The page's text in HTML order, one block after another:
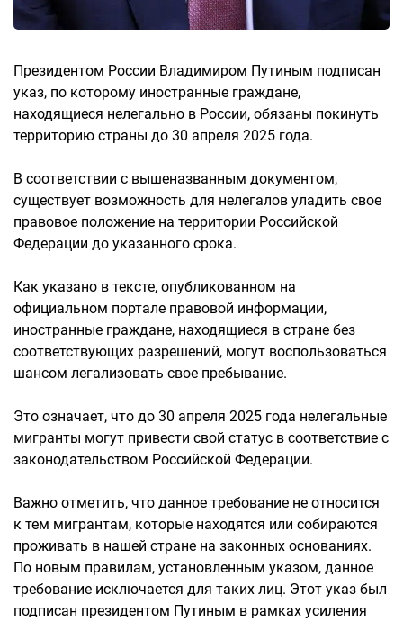
Президентом России Владимиром Путиным подписан
указ, по которому иностранные граждане,
находящиеся нелегально в России, обязаны покинуть
территорию страны до 30 апреля 2025 года.
В соответствии с вышеназванным документом,
существует возможность для нелегалов уладить свое
правовое положение на территории Российской
Федерации до указанного срока.
Как указано в тексте, опубликованном на
официальном портале правовой информации,
иностранные граждане, находящиеся в стране без
соответствующих разрешений, могут воспользоваться
шансом легализовать свое пребывание.
Это означает, что до 30 апреля 2025 года нелегальные
мигранты могут привести свой статус в соответствие с
законодательством Российской Федерации.
Важно отметить, что данное требование не относится
к тем мигрантам, которые находятся или собираются
проживать в нашей стране на законных основаниях.
По новым правилам, установленным указом, данное
требование исключается для таких лиц. Этот указ был
подписан президентом Путиным в рамках усиления